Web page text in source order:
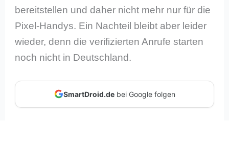
bereitstellen und daher nicht mehr nur für die
Pixel-Handys. Ein Nachteil bleibt aber leider
wieder, denn die verifizierten Anrufe starten
noch nicht in Deutschland.
SmartDroid.debei Google folgen